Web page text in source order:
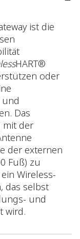
ist die
HART®
oder
und
Das
mit der
der externen
Fuß) zu
Wireless-
das selbst
und
wird.